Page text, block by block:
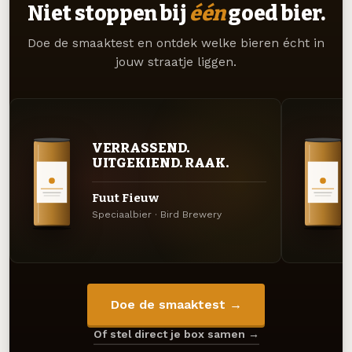
Niet stoppen bij ééngoed bier.
Doe de smaaktest en ontdek welke bieren écht in
jouw straatje liggen.
VERRASSEND.
UITGEKIEND. RAAK.
Fuut Fieuw
Speciaalbier · Bird Brewery
Doe de smaaktest →
Of stel direct je box samen →